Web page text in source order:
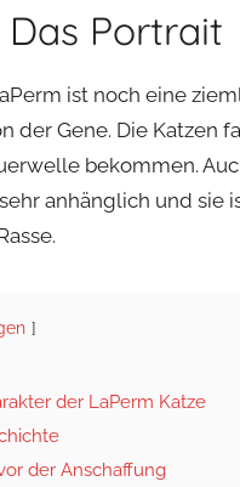
Das Portrait
ist noch eine
der Gene. Die Katzen
bekommen.
anhänglich und
der LaPerm Katze
der Anschaffung